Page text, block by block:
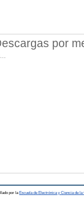
por
por la Escuela de Electrónica y Ciencia de la